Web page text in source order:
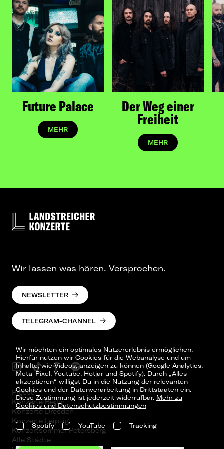
Future Palace
MEHR
Der Weg einer
Freiheit
MEHR
Wir möchten ein optimales Nutzererlebnis ermöglichen.
Hierfür nutzen wir Cookies für die Webanalyse und um
Inhalte, wie Videos, anzeigen zu können (Google Analytics,
Meta-Pixel, Youtube, Hotjar und Spotify). Durch „Alles
akzeptieren“ willigst Du in die Nutzung der relevanten
Cookies und der Datenverarbeitung in Drittstaaten ein.
Diese Zustimmung ist jederzeit widerrufbar. Mehr zu
Cookies und Datenschutzbestimmungen
Spotify YouTube Tracking
Wir lassen was hören. Versprochen.
NEWSLETTER
TELEGRAM-CHANNEL
Presse
Konzerte Berlin
Konzerte Dresden
Konzerte Leipzig
Konzertsommer Petersberg
Alle Städte